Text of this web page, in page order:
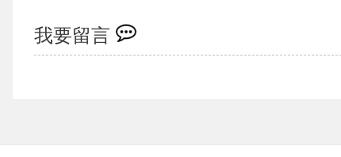
我要留言